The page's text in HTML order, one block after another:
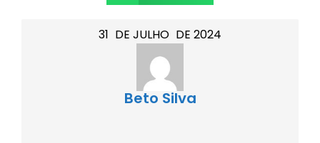
31 DE JULHO DE 2024
Beto Silva